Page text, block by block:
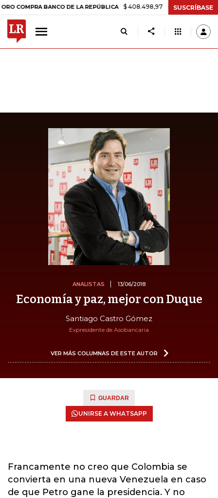
BANCO DE LA REPÚBLICA $ 408.498,97 +$ 8.753,81 +2,19%
SUSCRÍBASE
ANALISTAS 13/06/2018
Economía y paz, mejor con Duque
Santiago Castro Gómez
Expresidente de Asobancaria
VER MÁS COLUMNAS DE ESTE AUTOR
GUARDAR
UNIRSE A WHATSAPP
Francamente no creo que Colombia se
convierta en una nueva Venezuela en caso
de que Petro gane la presidencia. Y no